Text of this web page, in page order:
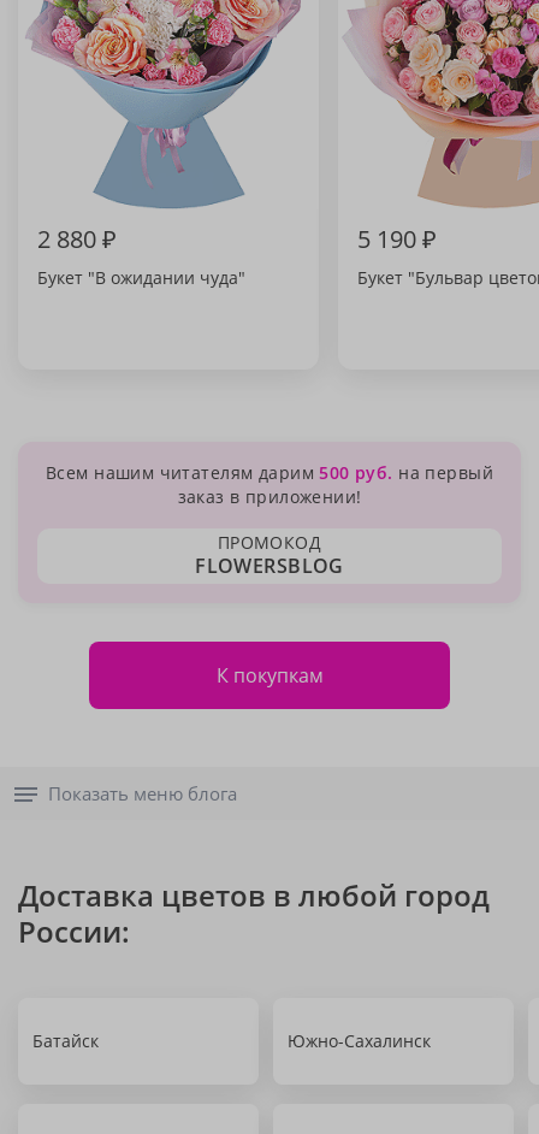
2 880 ₽
Букет "В ожидании чуда"
5 190 ₽
Букет "Бульвар
Всем нашим читателям дарим500 руб. на первый
заказ в приложении!
ПРОМОКОД
FLOWERSBLOG
К покупкам
Показать меню блога
Доставка цветов в любой город
России:
Батайск Южно-Сахалинск